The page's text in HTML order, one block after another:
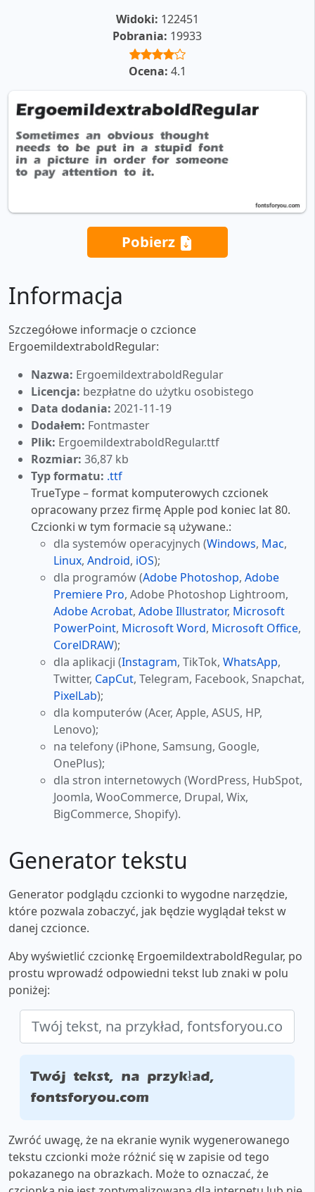
Widoki: 122451
Pobrania: 19933
Ocena: 4.1
Pobierz
Informacja
Szczegółowe informacje o czcionce
ErgoemildextraboldRegular:
Nazwa: ErgoemildextraboldRegular
Licencja: bezpłatne do użytku osobistego
Data dodania: 2021-11-19
Dodałem: Fontmaster
Plik: ErgoemildextraboldRegular.ttf
Rozmiar: 36,87 kb
Typ formatu: .ttf
TrueType – format komputerowych czcionek
opracowany przez firmę Apple pod koniec lat 80.
Czcionki w tym formacie są używane.:
dla systemów operacyjnych (Windows, Mac,
Linux, Android, iOS);
dla programów (Adobe Photoshop, Adobe
Premiere Pro, Adobe Photoshop Lightroom,
Adobe Acrobat, Adobe Illustrator, Microsoft
PowerPoint, Microsoft Word, Microsoft Office,
CorelDRAW);
dla aplikacji (Instagram, TikTok, WhatsApp,
Twitter, CapCut, Telegram, Facebook, Snapchat,
PixelLab);
dla komputerów (Acer, Apple, ASUS, HP,
Lenovo);
na telefony (iPhone, Samsung, Google,
OnePlus);
dla stron internetowych (WordPress, HubSpot,
Joomla, WooCommerce, Drupal, Wix,
BigCommerce, Shopify).
Generator tekstu
Generator podglądu czcionki to wygodne narzędzie,
które pozwala zobaczyć, jak będzie wyglądał tekst w
danej czcionce.
Aby wyświetlić czcionkę ErgoemildextraboldRegular, po
prostu wprowadź odpowiedni tekst lub znaki w polu
poniżej:
Twój tekst, na przykład,
fontsforyou.com
Zwróć uwagę, że na ekranie wynik wygenerowanego
tekstu czcionki może różnić się w zapisie od tego
pokazanego na obrazkach. Może to oznaczać, że